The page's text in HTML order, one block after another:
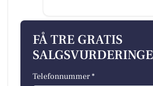
FÅ TRE GRATIS
Telefonnummer *